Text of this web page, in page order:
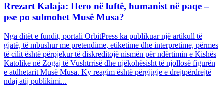
Rrezart Kalaja: Hero në luftë, humanist në paqe –
pse po sulmohet Musë Musa?
Nga ditët e fundit, portali OrbitPress ka publikuar një artikull të
gjatë, të mbushur me pretendime, etiketime dhe interpretime, përmes
të cilit është përpjekur të diskreditojë nismën për ndërtimin e Kishës
Katolike në Zogaj të Vushtrrisë dhe njëkohësisht të njollosë figurën
e atdhetarit Musë Musa. Ky reagim është përgjigje e drejtpërdrejtë
ndaj atij publikimi...